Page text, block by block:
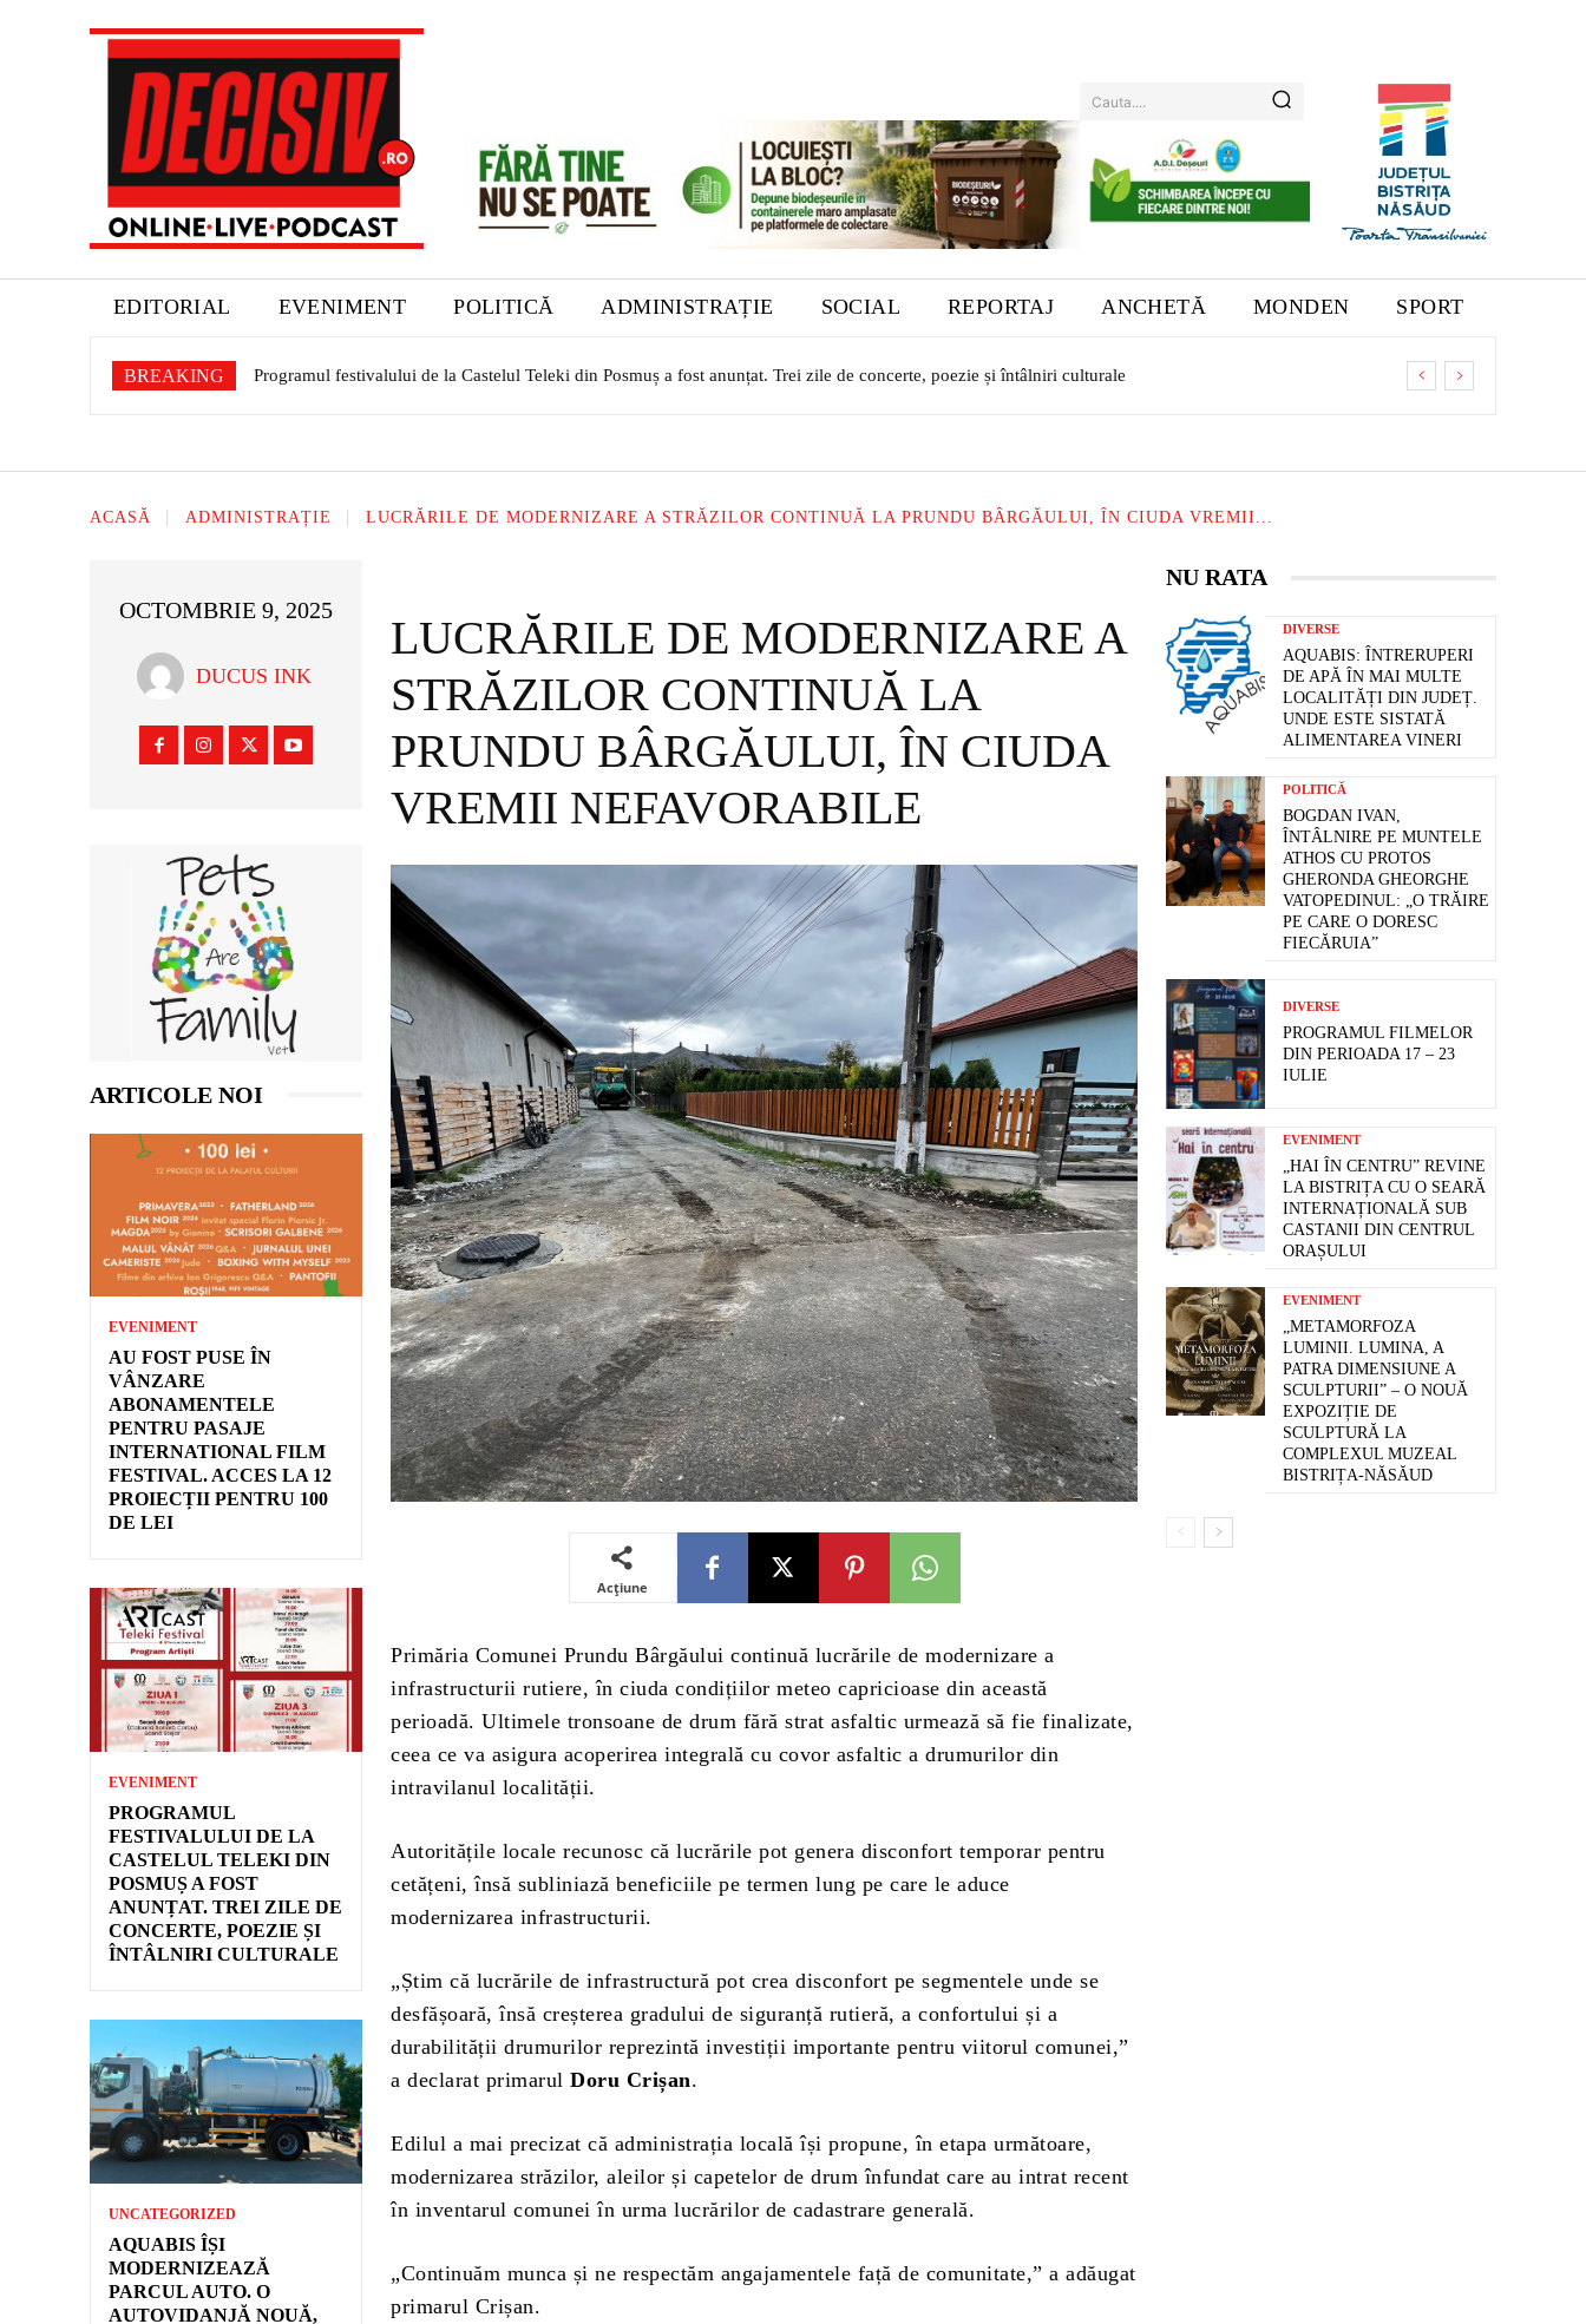
Cauta....
EDITORIAL EVENIMENT POLITICĂ ADMINISTRAȚIE SOCIAL REPORTAJ ANCHETĂ MONDEN SPORT
BREAKING Aquabis își modernizează parcul auto. O autovidanjă nouă, achiziționată din fonduri europene, a intrat în dotarea companiei
ACASĂ ADMINISTRAȚIE LUCRĂRILE DE MODERNIZARE A STRĂZILOR CONTINUĂ LA PRUNDU BÂRGĂULUI, ÎN CIUDA VREMII...
OCTOMBRIE 9, 2025
DUCUS INK
ARTICOLE NOI
EVENIMENT
AU FOST PUSE ÎN
VÂNZARE
ABONAMENTELE
PENTRU PASAJE
INTERNATIONAL FILM
FESTIVAL. ACCES LA 12
PROIECȚII PENTRU 100
DE LEI
EVENIMENT
PROGRAMUL
FESTIVALULUI DE LA
CASTELUL TELEKI DIN
POSMUȘ A FOST
ANUNȚAT. TREI ZILE DE
CONCERTE, POEZIE ȘI
ÎNTÂLNIRI CULTURALE
UNCATEGORIZED
AQUABIS ÎȘI
MODERNIZEAZĂ
PARCUL AUTO. O
AUTOVIDANJĂ NOUĂ,
LUCRĂRILE DE MODERNIZARE A
STRĂZILOR CONTINUĂ LA
PRUNDU BÂRGĂULUI, ÎN CIUDA
VREMII NEFAVORABILE
Acțiune
Primăria Comunei Prundu Bârgăului continuă lucrările de modernizare a
infrastructurii rutiere, în ciuda condițiilor meteo capricioase din această
perioadă. Ultimele tronsoane de drum fără strat asfaltic urmează să fie finalizate,
ceea ce va asigura acoperirea integrală cu covor asfaltic a drumurilor din
intravilanul localității.
Autoritățile locale recunosc că lucrările pot genera disconfort temporar pentru
cetățeni, însă subliniază beneficiile pe termen lung pe care le aduce
modernizarea infrastructurii.
„Știm că lucrările de infrastructură pot crea disconfort pe segmentele unde se
desfășoară, însă creșterea gradului de siguranță rutieră, a confortului și a
durabilității drumurilor reprezintă investiții importante pentru viitorul comunei,”
a declarat primarulDoru Crișan.
Edilul a mai precizat că administrația locală își propune, în etapa următoare,
modernizarea străzilor, aleilor și capetelor de drum înfundat care au intrat recent
în inventarul comunei în urma lucrărilor de cadastrare generală.
„Continuăm munca și ne respectăm angajamentele față de comunitate,” a adăugat
primarul Crișan.
NU RATA
DIVERSE
AQUABIS: ÎNTRERUPERI
DE APĂ ÎN MAI MULTE
LOCALITĂȚI DIN JUDEȚ.
UNDE ESTE SISTATĂ
ALIMENTAREA VINERI
POLITICĂ
BOGDAN IVAN,
ÎNTÂLNIRE PE MUNTELE
ATHOS CU PROTOS
GHERONDA GHEORGHE
VATOPEDINUL: „O TRĂIRE
PE CARE O DORESC
FIECĂRUIA”
DIVERSE
PROGRAMUL FILMELOR
DIN PERIOADA 17 – 23
IULIE
EVENIMENT
„HAI ÎN CENTRU” REVINE
LA BISTRIȚA CU O SEARĂ
INTERNAȚIONALĂ SUB
CASTANII DIN CENTRUL
ORAȘULUI
EVENIMENT
„METAMORFOZA
LUMINII. LUMINA, A
PATRA DIMENSIUNE A
SCULPTURII” – O NOUĂ
EXPOZIȚIE DE
SCULPTURĂ LA
COMPLEXUL MUZEAL
BISTRIȚA-NĂSĂUD